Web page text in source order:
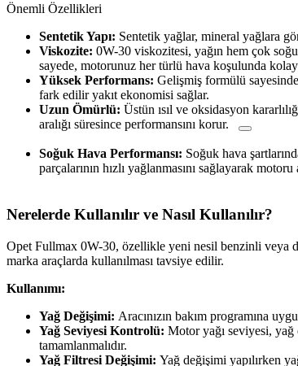
Önemli Özellikleri
Sentetik Yapı: Sentetik yağlar, mineral yağlara
Viskozite: 0W-30 viskozitesi, yağın hem çok
sayede, motorunuz her türlü hava koşulunda
Yüksek Performans: Gelişmiş formülü
fark edilir yakıt ekonomisi sağlar.
Uzun Ömürlü: Üstün ısıl ve oksidasyon
aralığı süresince performansını korur.
Soğuk Hava Performansı: Soğuk hava
parçalarının hızlı yağlanmasını sağlayarak motoru
Nerelerde Kullanılır ve Nasıl Kullanılır?
Opet Fullmax 0W-30, özellikle yeni nesil benzinli veya
marka araçlarda kullanılması tavsiye edilir.
Kullanımı:
Yağ Değişimi: Aracınızın bakım programına
Yağ Seviyesi Kontrolü: Motor yağı seviyesi,
tamamlanmalıdır.
Yağ Filtresi Değişimi: Yağ değişimi yapılırken